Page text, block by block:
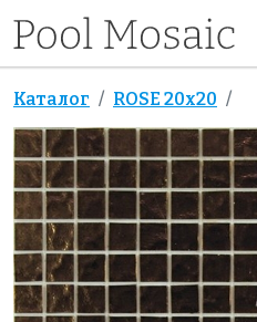
Каталог ROSE 20x20